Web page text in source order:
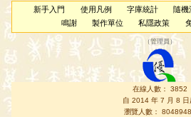
新手入門 使用凡例 字庫統計 隨機
鳴謝
製作單位 私隱政策
（管理員 ）
在線人數： 3852
自 2014 年 7 月 8 日
瀏覽人數：